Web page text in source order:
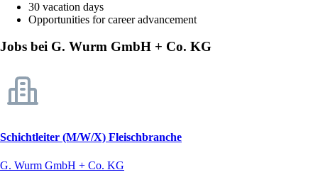
30 vacation days
Opportunities for career advancement
Jobs bei G. Wurm GmbH + Co. KG
Schichtleiter (M/W/X) Fleischbranche
G. Wurm GmbH + Co. KG